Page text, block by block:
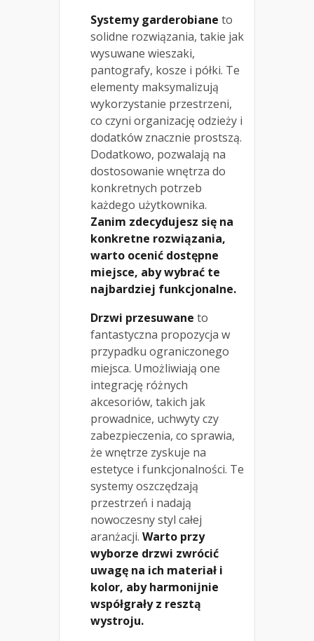
Systemy garderobiane to
solidne rozwiązania, takie jak
wysuwane wieszaki,
pantografy, kosze i półki. Te
elementy maksymalizują
wykorzystanie przestrzeni,
co czyni organizację odzieży i
dodatków znacznie prostszą.
Dodatkowo, pozwalają na
dostosowanie wnętrza do
konkretnych potrzeb
każdego użytkownika.
Zanim zdecydujesz się na
konkretne rozwiązania,
warto ocenić dostępne
miejsce, aby wybrać te
najbardziej funkcjonalne.
Drzwi przesuwane to
fantastyczna propozycja w
przypadku ograniczonego
miejsca. Umożliwiają one
integrację różnych
akcesoriów, takich jak
prowadnice, uchwyty czy
zabezpieczenia, co sprawia,
że wnętrze zyskuje na
estetyce i funkcjonalności. Te
systemy oszczędzają
przestrzeń i nadają
nowoczesny styl całej
aranżacji. Warto przy
wyborze drzwi zwrócić
uwagę na ich materiał i
kolor, aby harmonijnie
współgrały z resztą
wystroju.